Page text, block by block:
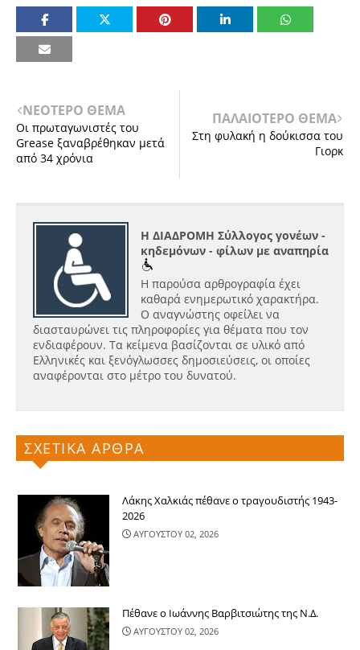
ΝΕΟΤΕΡΟ ΘΕΜΑ
Οι πρωταγωνιστές του
Grease ξαναβρέθηκαν μετά
από 34 χρόνια
ΠΑΛΑΙΟΤΕΡΟ ΘΕΜΑ
Στη φυλακή η δούκισσα του
Γιορκ
Η ΔΙΑΔΡΟΜΗ Σύλλογος γονέων -
κηδεμόνων - φίλων με αναπηρία
Η παρούσα αρθρογραφία έχει
καθαρά ενημερωτικό χαρακτήρα.
Ο αναγνώστης οφείλει να
διασταυρώνει τις πληροφορίες για θέματα που τον
ενδιαφέρουν. Τα κείμενα βασίζονται σε υλικό από
Ελληνικές και ξενόγλωσσες δημοσιεύσεις, οι οποίες
αναφέρονται στο μέτρο του δυνατού.
ΣΧΕΤΙΚΑ ΑΡΘΡΑ
Λάκης Χαλκιάς πέθανε ο τραγουδιστής 1943-
2026
ΑΥΓΟΥΣΤΟΥ 02, 2026
Πέθανε ο Ιωάννης Βαρβιτσιώτης της Ν.Δ.
ΑΥΓΟΥΣΤΟΥ 02, 2026